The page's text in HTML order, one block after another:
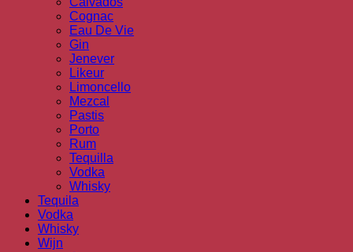
Cognac
Eau De Vie
Gin
Jenever
Likeur
Limoncello
Mezcal
Pastis
Porto
Rum
Tequilla
Vodka
Whisky
Tequila
Vodka
Whisky
Wijn